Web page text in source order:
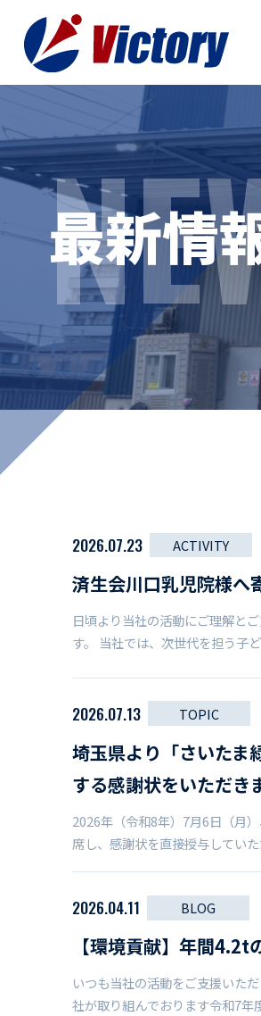
トップ
事業紹介
総合解体 / 解体事業
産業廃棄物収集/ 運搬
企業概要
私たちについて
活動レポート
最新情
2026.07.23 ACTIVITY
済生会川口乳児院様へ
日頃より当社の活動にご理解と
す。 当社では、次世代を担う子
2026.07.13 TOPIC
埼玉県より「さいたま
する感謝状をいただき
2026年（令和8年）7月6日（月
2026.04.11 BLOG
【環境貢献】年間4.2t
いつも当社の活動をご支援いた
社が取り組んでおります令和7年